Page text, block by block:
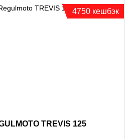
TREVIS 125
4750 кешбэк